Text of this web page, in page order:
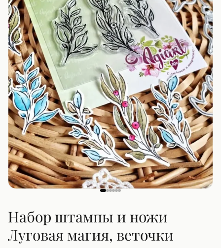
Набор штампы и ножи
Луговая магия, веточки